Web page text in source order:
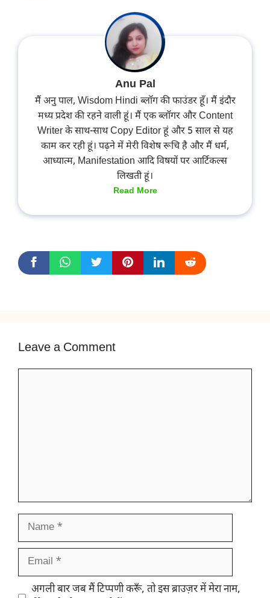
Anu Pal
मैं अनु पाल, Wisdom Hindi ब्लॉग की फाउंडर हूँ। मैं इंदौर
मध्य प्रदेश की रहने वाली हूं। मैं एक ब्लॉगर और Content
Writer के साथ-साथ Copy Editor हूं और 5 साल से यह
काम कर रही हूं। पढ़ने में मेरी विशेष रूचि है और मैं धर्म,
आध्यात्म, Manifestation आदि विषयों पर आर्टिकल्स
लिखती हूं।
Read More
Leave a Comment
Name
Email
Website
अगली बार जब मैं टिप्पणी करूँ, तो इस ब्राउज़र में मेरा नाम,